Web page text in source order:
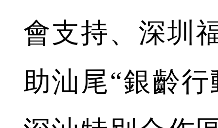
會支持、深圳
助汕尾“銀齡